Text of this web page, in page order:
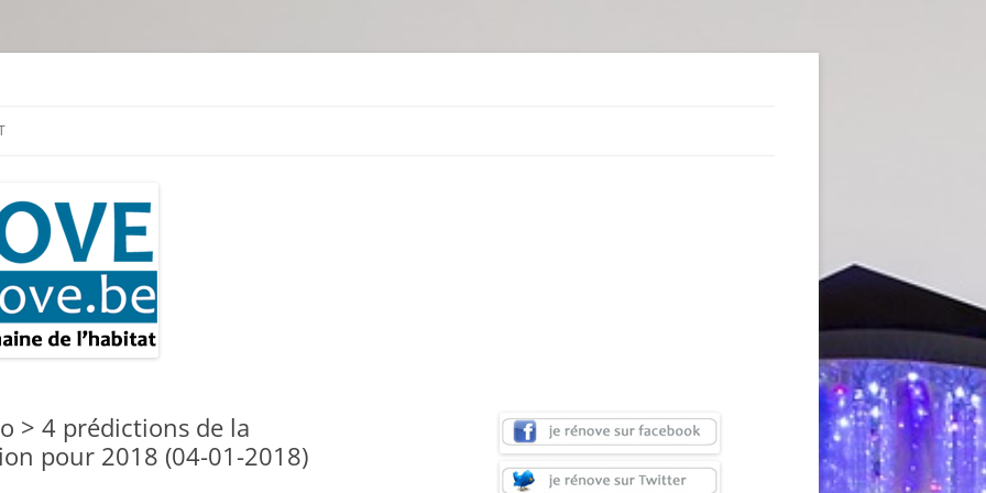
> 4 prédictions de la
pour 2018 (04-01-2018)